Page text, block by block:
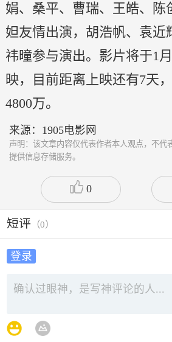
娟、桑平、曹瑞、王皓、陈
妲友情出演，胡浩帆、袁近
祎曈参与演出。影片将于1
映，目前距离上映还有7天
4800万。
来源：1905电影网
声明：该文章内容仅代表作者本人观点，不代
提供信息存储服务。
0
短评 （0）
登录